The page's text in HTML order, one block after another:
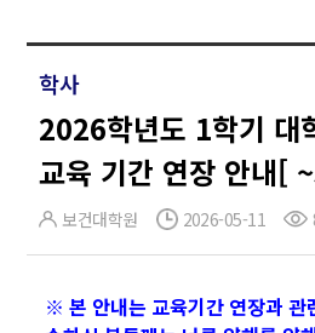
학사
2026학년도 1학기 대
교육 기간 연장 안내[
보건대학원 2026-05-11
※ 본 안내는 교육기간 연장과 관